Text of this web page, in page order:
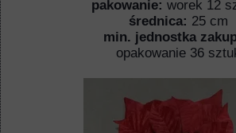
pakowanie: worek 12
średnica: 25 cm
min. jednostka
opakowanie 36